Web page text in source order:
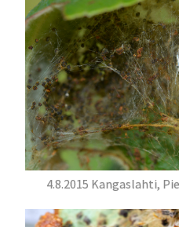
4.8.2015 Kangaslahti,